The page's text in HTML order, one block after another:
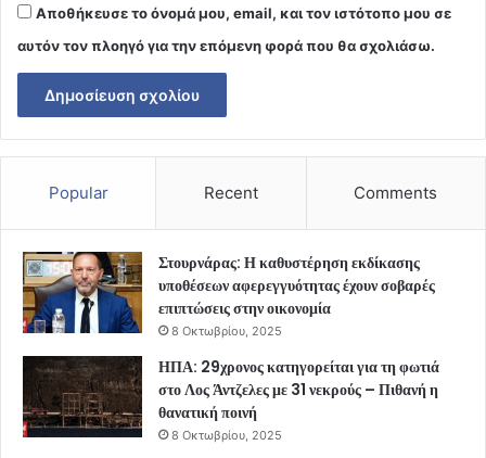
Αποθήκευσε το όνομά μου, email, και τον ιστότοπο μου σε
αυτόν τον πλοηγό για την επόμενη φορά που θα σχολιάσω.
Popular Recent Comments
Στουρνάρας: Η καθυστέρηση εκδίκασης
υποθέσεων αφερεγγυότητας έχουν σοβαρές
επιπτώσεις στην οικονομία
8 Οκτωβρίου, 2025
ΗΠΑ: 29χρονος κατηγορείται για τη φωτιά
στο Λος Άντζελες με 31 νεκρούς – Πιθανή η
θανατική ποινή
8 Οκτωβρίου, 2025